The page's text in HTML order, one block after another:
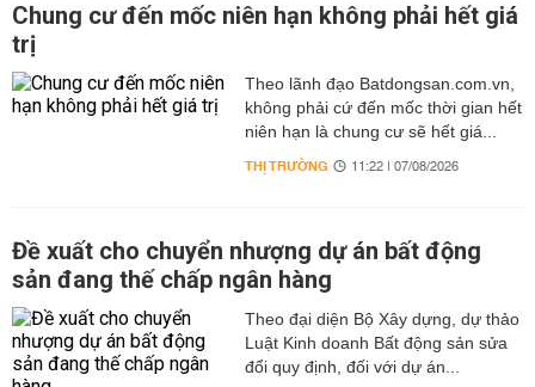
Chung cư đến mốc niên hạn không phải hết giá
trị
Theo lãnh đạo Batdongsan.com.vn,
không phải cứ đến mốc thời gian hết
niên hạn là chung cư sẽ hết giá...
THỊ TRƯỜNG 11:22 | 07/08/2026
Đề xuất cho chuyển nhượng dự án bất động
sản đang thế chấp ngân hàng
Theo đại diện Bộ Xây dựng, dự thảo
Luật Kinh doanh Bất động sản sửa
đổi quy định, đối với dự án...